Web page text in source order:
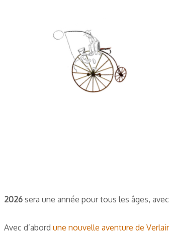
2026sera une année pour tous les âges,
Avec d’abord une nouvelle aventure de